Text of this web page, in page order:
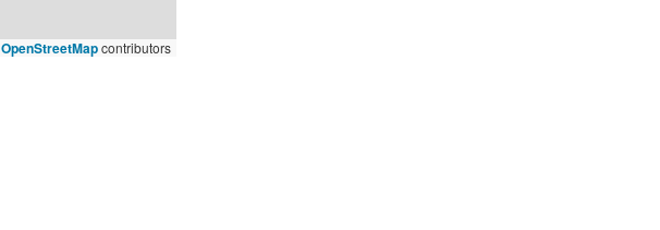
OpenStreetMapcontributors